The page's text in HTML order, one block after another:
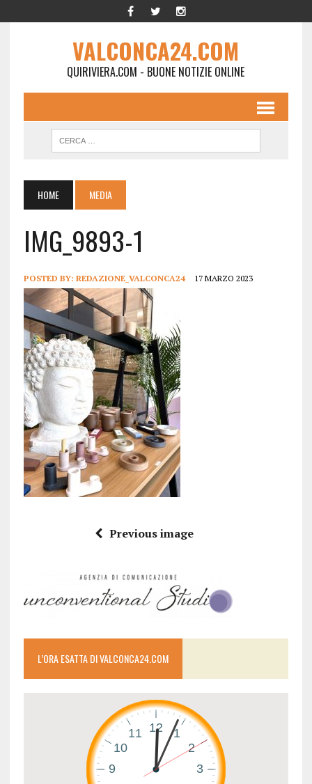
VALCONCA24.COM
QUIRIVIERA.COM - BUONE NOTIZIE ONLINE
HOME MEDIA
IMG_9893-1
POSTED BY: REDAZIONE_VALCONCA24 17 MARZO 2023
Previous image
L’ORA ESATTA DI VALCONCA24.COM